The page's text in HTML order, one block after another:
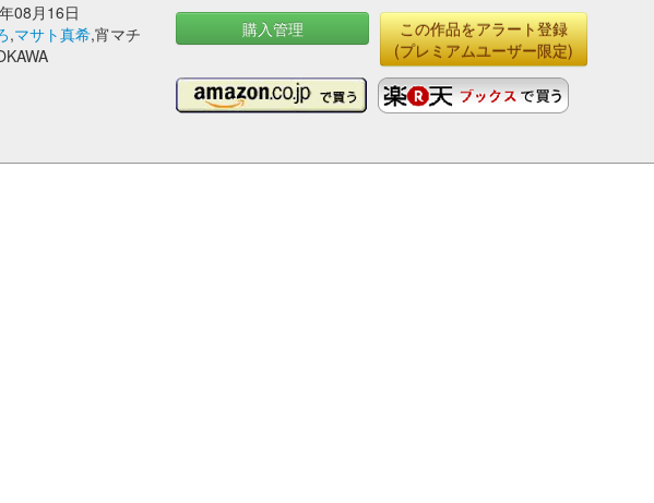
08月16日
,マサト真希,宵マチ
購入管理
この作品をアラート登録
(プレミアムユーザー限定)